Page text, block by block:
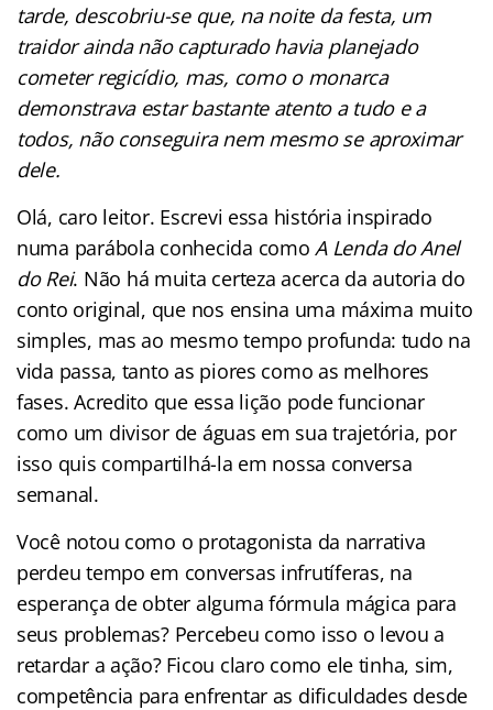
tarde, descobriu-se que, na noite da festa, um
traidor ainda não capturado havia planejado
cometer regicídio, mas, como o monarca
demonstrava estar bastante atento a tudo e a
todos, não conseguira nem mesmo se aproximar
dele.
Olá, caro leitor. Escrevi essa história inspirado
numa parábola conhecida comoA Lenda do Anel
do Rei. Não há muita certeza acerca da autoria do
conto original, que nos ensina uma máxima muito
simples, mas ao mesmo tempo profunda: tudo na
vida passa, tanto as piores como as melhores
fases. Acredito que essa lição pode funcionar
como um divisor de águas em sua trajetória, por
isso quis compartilhá-la em nossa conversa
semanal.
Você notou como o protagonista da narrativa
perdeu tempo em conversas infrutíferas, na
esperança de obter alguma fórmula mágica para
seus problemas? Percebeu como isso o levou a
retardar a ação? Ficou claro como ele tinha, sim,
competência para enfrentar as dificuldades desde